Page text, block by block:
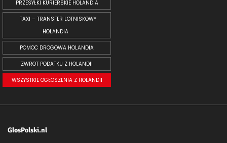
PRZESYŁKI KURIERSKIE HOLANDIA
TAXI – TRANSFER LOTNISKOWY
HOLANDIA
POMOC DROGOWA HOLANDIA
ZWROT PODATKU Z HOLANDII
WSZYSTKIE OGŁOSZENIA Z HOLANDII
GlosPolski.nl